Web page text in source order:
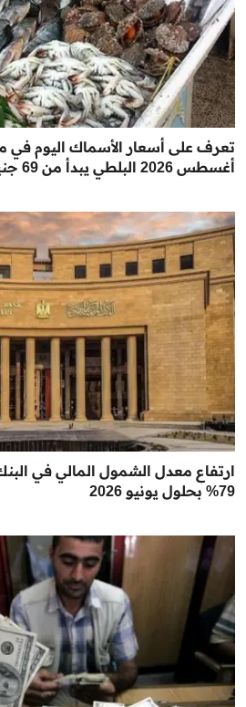
أغسطس 2026 البلطي يبدأ من 69 جنيهًا
ارتفاع معدل الشمول المالي في
79% بحلول يونيو 2026